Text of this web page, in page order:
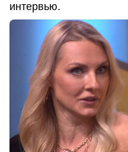
интервью.